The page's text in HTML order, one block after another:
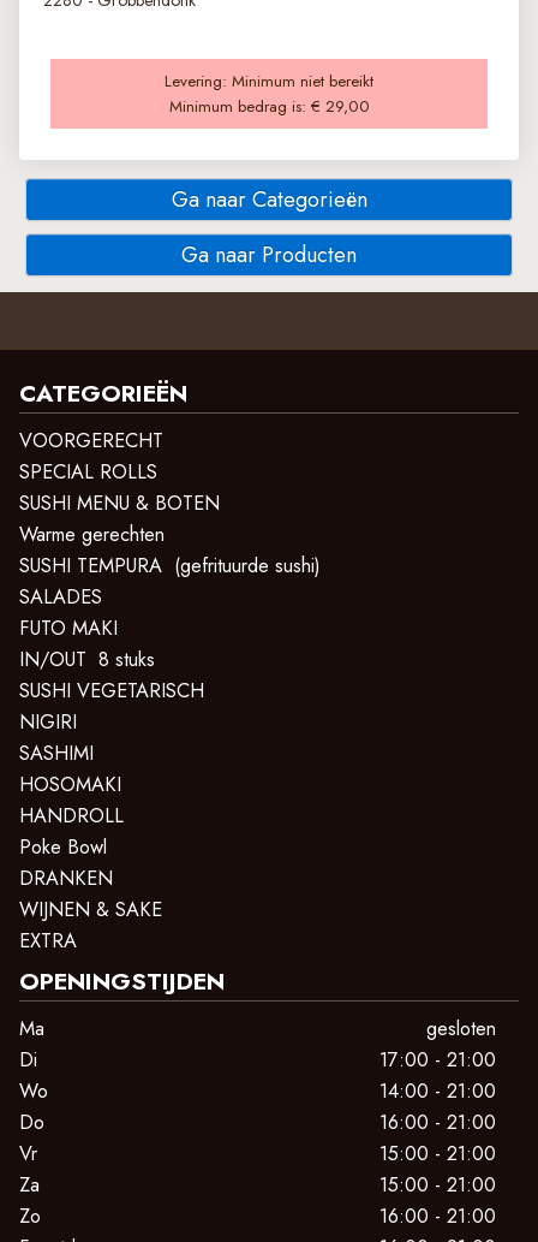
Levering: Minimum niet bereikt
Minimum bedrag is: € 29,00
Ga naar Categorieën
Ga naar Producten
CATEGORIEËN
VOORGERECHT
SPECIAL ROLLS
SUSHI MENU & BOTEN
Warme gerechten
SUSHI TEMPURA (gefrituurde sushi)
SALADES
FUTO MAKI
IN/OUT 8 stuks
SUSHI VEGETARISCH
NIGIRI
SASHIMI
HOSOMAKI
HANDROLL
Poke Bowl
DRANKEN
WIJNEN & SAKE
EXTRA
OPENINGSTIJDEN
Ma
gesloten
Di
17:00 - 21:00
Wo
14:00 - 21:00
Do
16:00 - 21:00
Vr
15:00 - 21:00
Za
15:00 - 21:00
Zo
16:00 - 21:00